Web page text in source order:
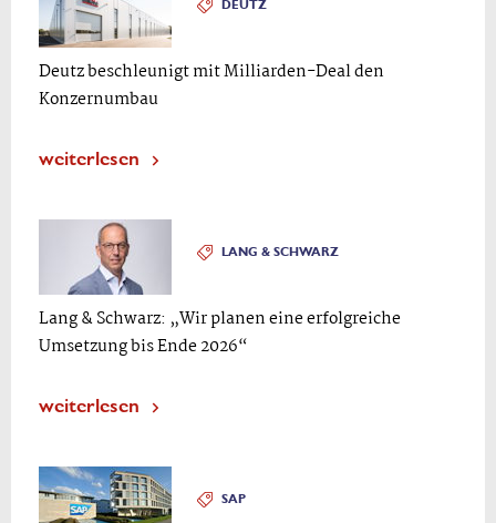
DEUTZ
Deutz beschleunigt mit Milliarden-Deal den
Konzernumbau
weiterlesen
LANG & SCHWARZ
Lang & Schwarz: „Wir planen eine erfolgreiche
Umsetzung bis Ende 2026“
weiterlesen
SAP